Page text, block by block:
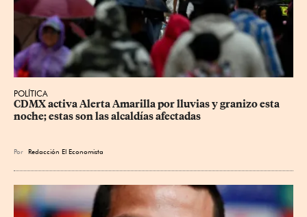
POLÍTICA
CDMX activa Alerta Amarilla por lluvias y granizo esta
noche; estas son las alcaldías afectadas
Por Redacción El Economista